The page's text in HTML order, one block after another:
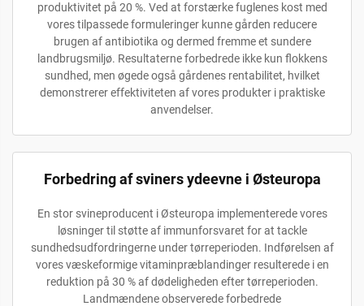
produktivitet på 20 %. Ved at forstærke fuglenes kost med
vores tilpassede formuleringer kunne gården reducere
brugen af antibiotika og dermed fremme et sundere
landbrugsmiljø. Resultaterne forbedrede ikke kun flokkens
sundhed, men øgede også gårdenes rentabilitet, hvilket
demonstrerer effektiviteten af vores produkter i praktiske
anvendelser.
Forbedring af sviners ydeevne i Østeuropa
En stor svineproducent i Østeuropa implementerede vores
løsninger til støtte af immunforsvaret for at tackle
sundhedsudfordringerne under tørreperioden. Indførelsen af
vores væskeformige vitaminpræblandinger resulterede i en
reduktion på 30 % af dødeligheden efter tørreperioden.
Landmændene observerede forbedrede